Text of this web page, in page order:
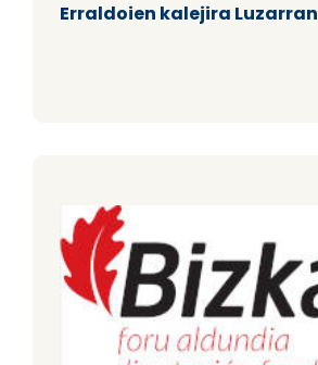
Erraldoien kalejira Luzarran